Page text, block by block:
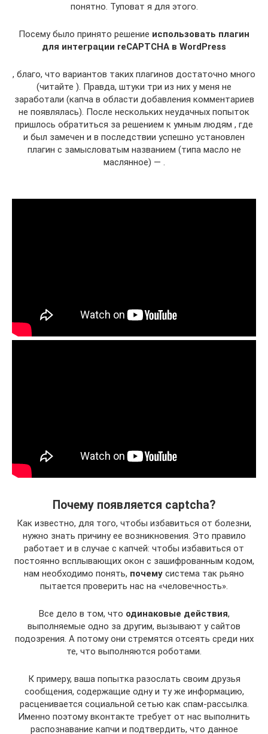
понятно. Туповат я для этого.
Посему было принято решение использовать плагин
для интеграции reCAPTCHA в WordPress
, благо, что вариантов таких плагинов достаточно много
(читайте ). Правда, штуки три из них у меня не
заработали (капча в области добавления комментариев
не появлялась). После нескольких неудачных попыток
пришлось обратиться за решением к умным людям , где
и был замечен и в последствии успешно установлен
плагин с замысловатым названием (типа масло не
маслянное) — .
Почему появляется captcha?
Как известно, для того, чтобы избавиться от болезни,
нужно знать причину ее возникновения. Это правило
работает и в случае с капчей: чтобы избавиться от
постоянно всплывающих окон с зашифрованным кодом,
нам необходимо понять, почему система так рьяно
пытается проверить нас на «человечность».
Все дело в том, что одинаковые действия,
выполняемые одно за другим, вызывают у сайтов
подозрения. А потому они стремятся отсеять среди них
те, что выполняются роботами.
К примеру, ваша попытка разослать своим друзья
сообщения, содержащие одну и ту же информацию,
расценивается социальной сетью как спам-рассылка.
Именно поэтому вконтакте требует от нас выполнить
распознавание капчи и подтвердить, что данное